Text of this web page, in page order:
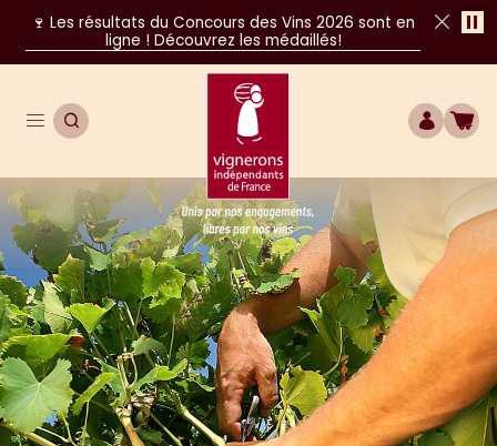
🍷 Les résultats du Concours des Vins 2026 sont en
ligne ! Découvrez les médaillés!
Ouvrir le menu de navigation
OUVRIR LA RECHERCHE
Unis par nos engagements, libres par
COMPTE